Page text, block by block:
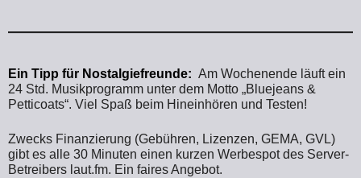
Ein Tipp für Nostalgiefreunde: Am Wochenende läuft ein
24 Std. Musikprogramm unter dem Motto „Bluejeans &
Petticoats“. Viel Spaß beim Hineinhören und Testen!
Zwecks Finanzierung (Gebühren, Lizenzen, GEMA, GVL)
gibt es alle 30 Minuten einen kurzen Werbespot des Server-
Betreibers laut.fm. Ein faires Angebot.